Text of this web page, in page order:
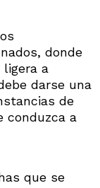
donde
ligera a
darse una
de
conduzca a
que se